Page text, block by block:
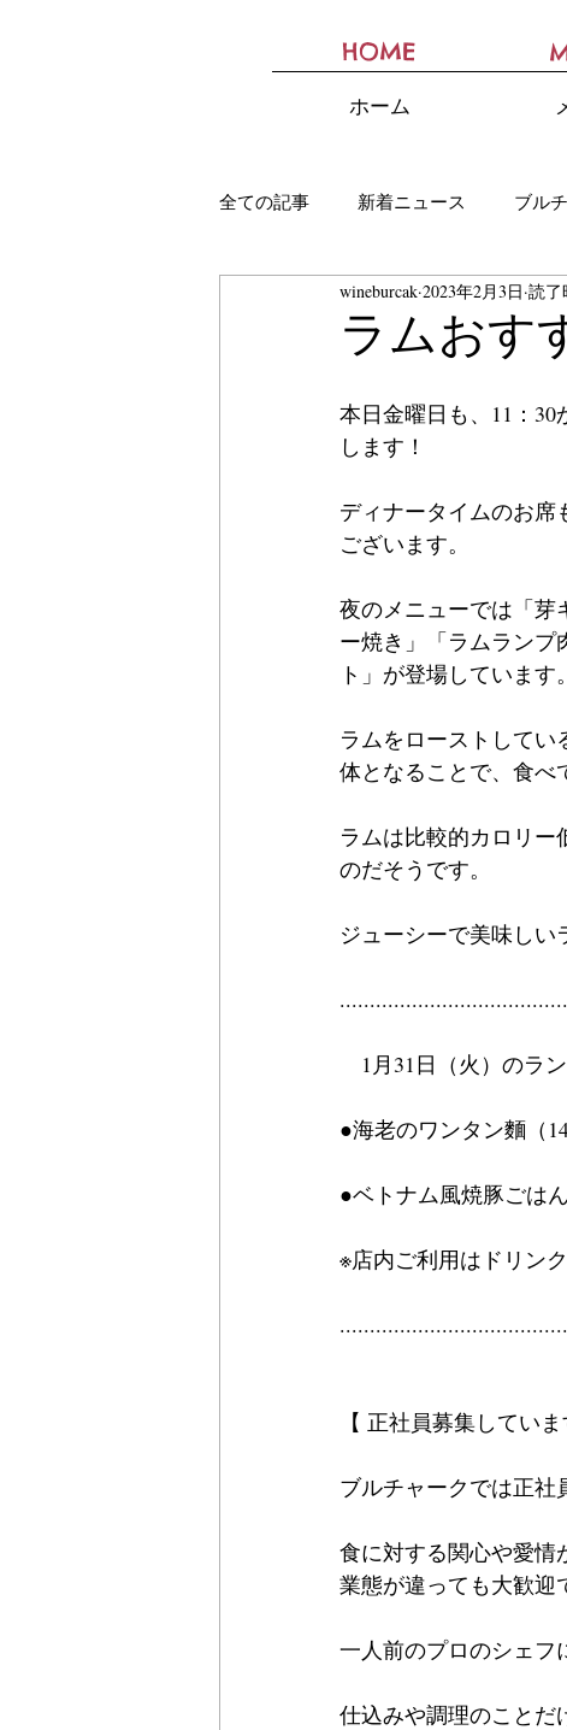
HOME
ホーム
全ての記事 新着ニュース ブル
ラムおす
wineburcak 2023年2月3日 読了
本日金曜日も、11：30
します！
ディナータイムのお席
ございます。
夜のメニューでは「芽
ー焼き」「ラムランプ
ト」が登場しています。
ラムをローストして
体となることで、食べ
ラムは比較的カロリ
のだそうです。
ジューシーで美味しい
1月31日（火）のラン
●海老のワンタン麵（
●ベトナム風焼豚ごは
※店内ご利用はドリン
【 正社員募集していま
ブルチャークでは正社
食に対する関心や愛情
業態が違っても大歓迎
一人前のプロのシェフ
仕込みや調理のことだ